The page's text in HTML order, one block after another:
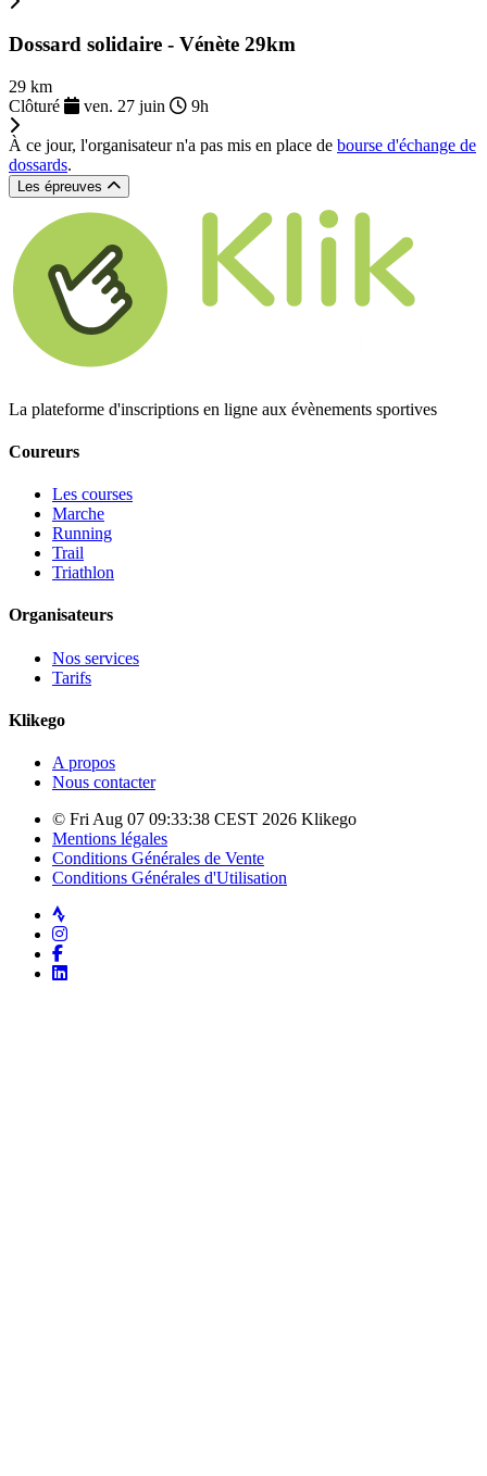
Dossard solidaire - Vénète 29km
29 km
Clôturé
ven. 27 juin 9h
À ce jour, l'organisateur n'a pas mis en place de bourse d'échange de
dossards.
Les épreuves
La plateforme d'inscriptions en ligne aux évènements sportives
Coureurs
Les courses
Marche
Running
Trail
Triathlon
Organisateurs
Nos services
Tarifs
Klikego
A propos
Nous contacter
© Fri Aug 07 09:33:38 CEST 2026 Klikego
Mentions légales
Conditions Générales de Vente
Conditions Générales d'Utilisation
Strava
Instagram
Facebook
LinkedIn